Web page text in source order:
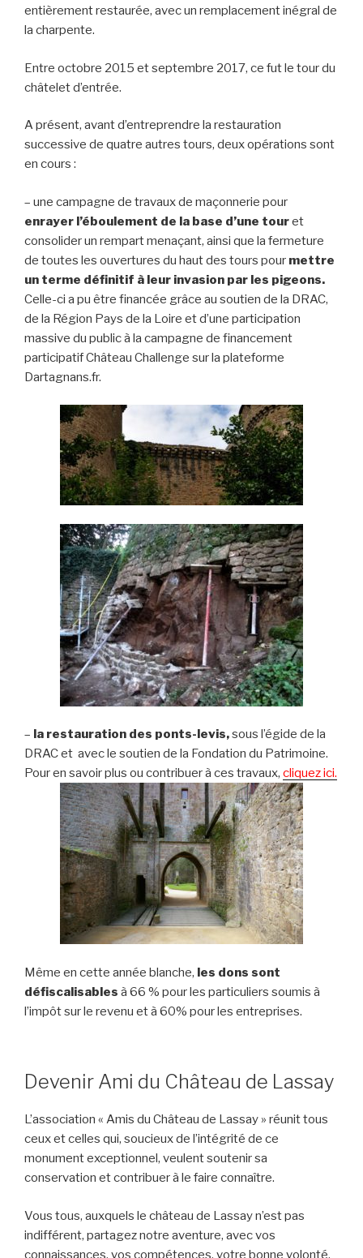
entièrement restaurée, avec un remplacement inégral de
la charpente.
Entre octobre 2015 et septembre 2017, ce fut le tour du
châtelet d’entrée.
A présent, avant d’entreprendre la restauration
successive de quatre autres tours, deux opérations sont
en cours :
– une campagne de travaux de maçonnerie pour
enrayer l’éboulement de la base d’une touret
consolider un rempart menaçant, ainsi que la fermeture
de toutes les ouvertures du haut des tours pour mettre
un terme définitif à leur invasion par les pigeons.
Celle-ci a pu être financée grâce au soutien de la DRAC,
de la Région Pays de la Loire et d’une participation
massive du public à la campagne de financement
participatif Château Challenge sur la plateforme
Dartagnans.fr.
– la restauration des ponts-levis,sous l’égide de la
DRAC et avec le soutien de la Fondation du Patrimoine.
Pour en savoir plus ou contribuer à ces travaux, cliquez ici.
Même en cette année blanche, les dons sont
défiscalisables à 66 % pour les particuliers soumis à
l’impôt sur le revenu et à 60% pour les entreprises.
Devenir Ami du Château de Lassay
L’association « Amis du Château de Lassay » réunit tous
ceux et celles qui, soucieux de l’intégrité de ce
monument exceptionnel, veulent soutenir sa
conservation et contribuer à le faire connaître.
Vous tous, auxquels le château de Lassay n’est pas
indifférent, partagez notre aventure, avec vos
connaissances, vos compétences, votre bonne volonté.